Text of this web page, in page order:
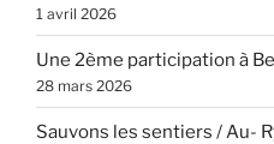
1 avril 2026
Une 2ème participation à
28 mars 2026
Sauvons les sentiers / Au-